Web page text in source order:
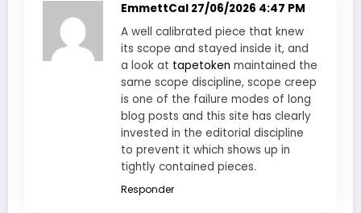
EmmettCal 27/06/2026 4:47 PM
A well calibrated piece that knew
its scope and stayed inside it, and
a look at tapetoken maintained the
same scope discipline, scope creep
is one of the failure modes of long
blog posts and this site has clearly
invested in the editorial discipline
to prevent it which shows up in
tightly contained pieces.
Responder